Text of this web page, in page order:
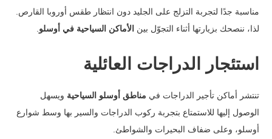
مناسبة جدًا لتجربة التزلج على الجليد دون انتظار طقس أوروبا القارص.
لذا، ننصحك بزيارتها أثناء التجوّل بين الأماكن السياحية في أوسلو
استئجار الدراجات العائلية
تنتشر أماكن تأجير الدراجات في مناطق أوسلو السياحية ويسهل
الوصول إليها للاستمتاع بتجربة ركوب الدراجات والسير بها وسط شوارع
أوسلو، وعلى ضفاف البحيرات والشواطئ.